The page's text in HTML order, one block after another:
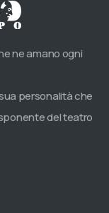
ne amano ogni
personalità che
del teatro